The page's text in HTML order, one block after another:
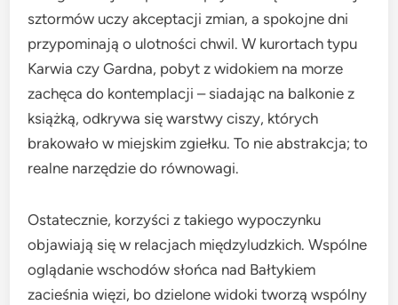
sztormów uczy akceptacji zmian, a spokojne dni
przypominają o ulotności chwil. W kurortach typu
Karwia czy Gardna, pobyt z widokiem na morze
zachęca do kontemplacji – siadając na balkonie z
książką, odkrywa się warstwy ciszy, których
brakowało w miejskim zgiełku. To nie abstrakcja; to
realne narzędzie do równowagi.
Ostatecznie, korzyści z takiego wypoczynku
objawiają się w relacjach międzyludzkich. Wspólne
oglądanie wschodów słońca nad Bałtykiem
zacieśnia więzi, bo dzielone widoki tworzą wspólny